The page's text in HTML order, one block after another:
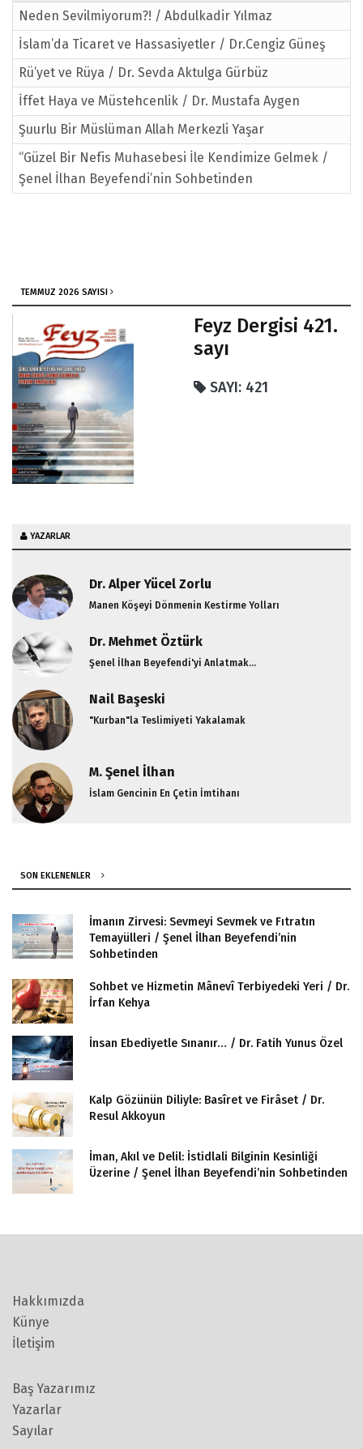
Neden Sevilmiyorum?! / Abdulkadir Yılmaz
İslam’da Ticaret ve Hassasiyetler / Dr.Cengiz Güneş
Rü’yet ve Rüya / Dr. Sevda Aktulga Gürbüz
İffet Haya ve Müstehcenlik / Dr. Mustafa Aygen
Şuurlu Bir Müslüman Allah Merkezli Yaşar
“Güzel Bir Nefis Muhasebesi İle Kendimize Gelmek /
Şenel İlhan Beyefendi’nin Sohbetinden
TEMMUZ 2026 SAYISI
Feyz Dergisi 421.
sayı
SAYI: 421
YAZARLAR
Dr. Alper Yücel Zorlu
Manen Köşeyi Dönmenin Kestirme Yolları
Dr. Mehmet Öztürk
Şenel İlhan Beyefendi'yi Anlatmak...
Nail Başeski
"Kurban"la Teslimiyeti Yakalamak
M. Şenel İlhan
İslam Gencinin En Çetin İmtihanı
SON EKLENENLER
İmanın Zirvesi: Sevmeyi Sevmek ve Fıtratın
Temayülleri / Şenel İlhan Beyefendi’nin
Sohbetinden
Sohbet ve Hizmetin Mânevî Terbiyedeki Yeri / Dr.
İrfan Kehya
İnsan Ebediyetle Sınanır… / Dr. Fatih Yunus Özel
Kalp Gözünün Diliyle: Basîret ve Firâset / Dr.
Resul Akkoyun
İman, Akıl ve Delil: İstidlali Bilginin Kesinliği
Üzerine / Şenel İlhan Beyefendi’nin Sohbetinden
Hakkımızda
Künye
İletişim
Baş Yazarımız
Yazarlar
Sayılar